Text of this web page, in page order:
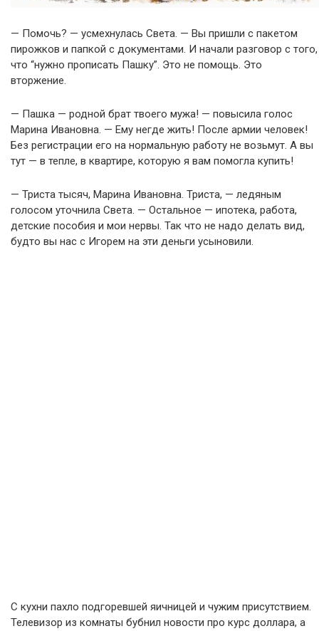
— Помочь? — усмехнулась Света. — Вы пришли с пакетом
пирожков и папкой с документами. И начали разговор с того,
что “нужно прописать Пашку”. Это не помощь. Это
вторжение.
— Пашка — родной брат твоего мужа! — повысила голос
Марина Ивановна. — Ему негде жить! После армии человек!
Без регистрации его на нормальную работу не возьмут. А вы
тут — в тепле, в квартире, которую я вам помогла купить!
— Триста тысяч, Марина Ивановна. Триста, — ледяным
голосом уточнила Света. — Остальное — ипотека, работа,
детские пособия и мои нервы. Так что не надо делать вид,
будто вы нас с Игорем на эти деньги усыновили.
С кухни пахло подгоревшей яичницей и чужим присутствием.
Телевизор из комнаты бубнил новости про курс доллара, а